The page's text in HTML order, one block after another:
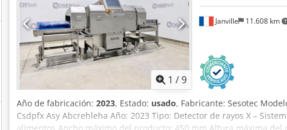
1 /9
Janville 11.608 km
Año de fabricación: 2023, Estado: usado, Fabricante: Sesotec
Csdpfx Asy Abcrehleha Año: 2023 Tipo: Detector de rayos X –
alimentos Ancho máximo del producto: 450 mm Altura máxima del